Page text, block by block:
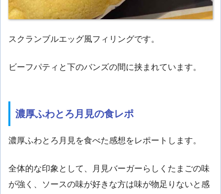
スクランブルエッグ風フィリングです。
ビーフパティと下のバンズの間に挟まれています。
濃厚ふわとろ月見の食レポ
濃厚ふわとろ月見を食べた感想をレポートします。
全体的な印象として、月見バーガーらしくたまごの味
が強く、ソースの味が好きな方は味が物足りないと感